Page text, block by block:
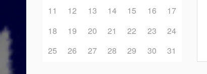
11
12 13 14 15 16
17
18
19 20 21 22 23
24
25
26 27 28 29 30 31